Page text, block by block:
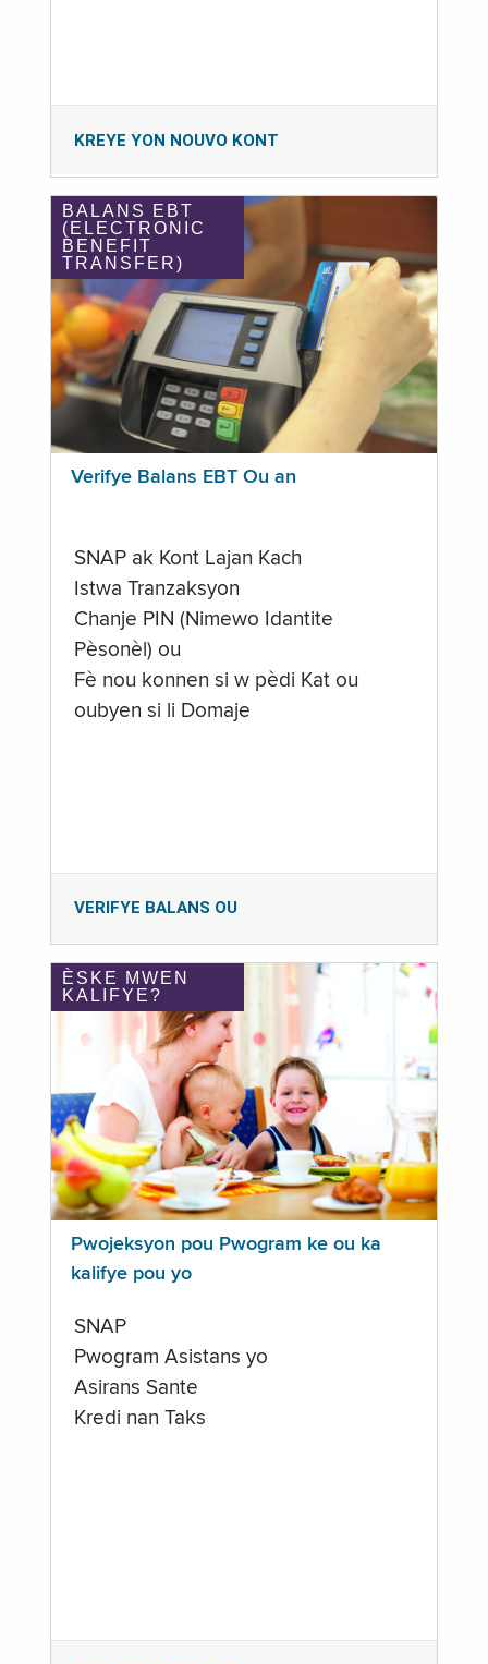
KREYE YON NOUVO KONT
BALANS EBT
(ELECTRONIC
BENEFIT
TRANSFER)
Verifye Balans EBT Ou an
SNAP ak Kont Lajan Kach
Istwa Tranzaksyon
Chanje PIN (Nimewo Idantite
Pèsonèl) ou
Fè nou konnen si w pèdi Kat ou
oubyen si li Domaje
VERIFYE BALANS OU
ÈSKE MWEN
KALIFYE?
Pwojeksyon pou Pwogram ke ou ka
kalifye pou yo
SNAP
Pwogram Asistans yo
Asirans Sante
Kredi nan Taks